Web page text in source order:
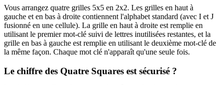
Vous arrangez quatre grilles 5x5 en 2x2. Les grilles en haut à
gauche et en bas à droite contiennent l'alphabet standard (avec I et J
fusionné en une cellule). La grille en haut à droite est remplie en
utilisant le premier mot-clé suivi de lettres inutilisées restantes, et la
grille en bas à gauche est remplie en utilisant le deuxième mot-clé de
la même façon. Chaque mot clé n'apparaît qu'une seule fois.
Le chiffre des Quatre Squares est sécurisé ?